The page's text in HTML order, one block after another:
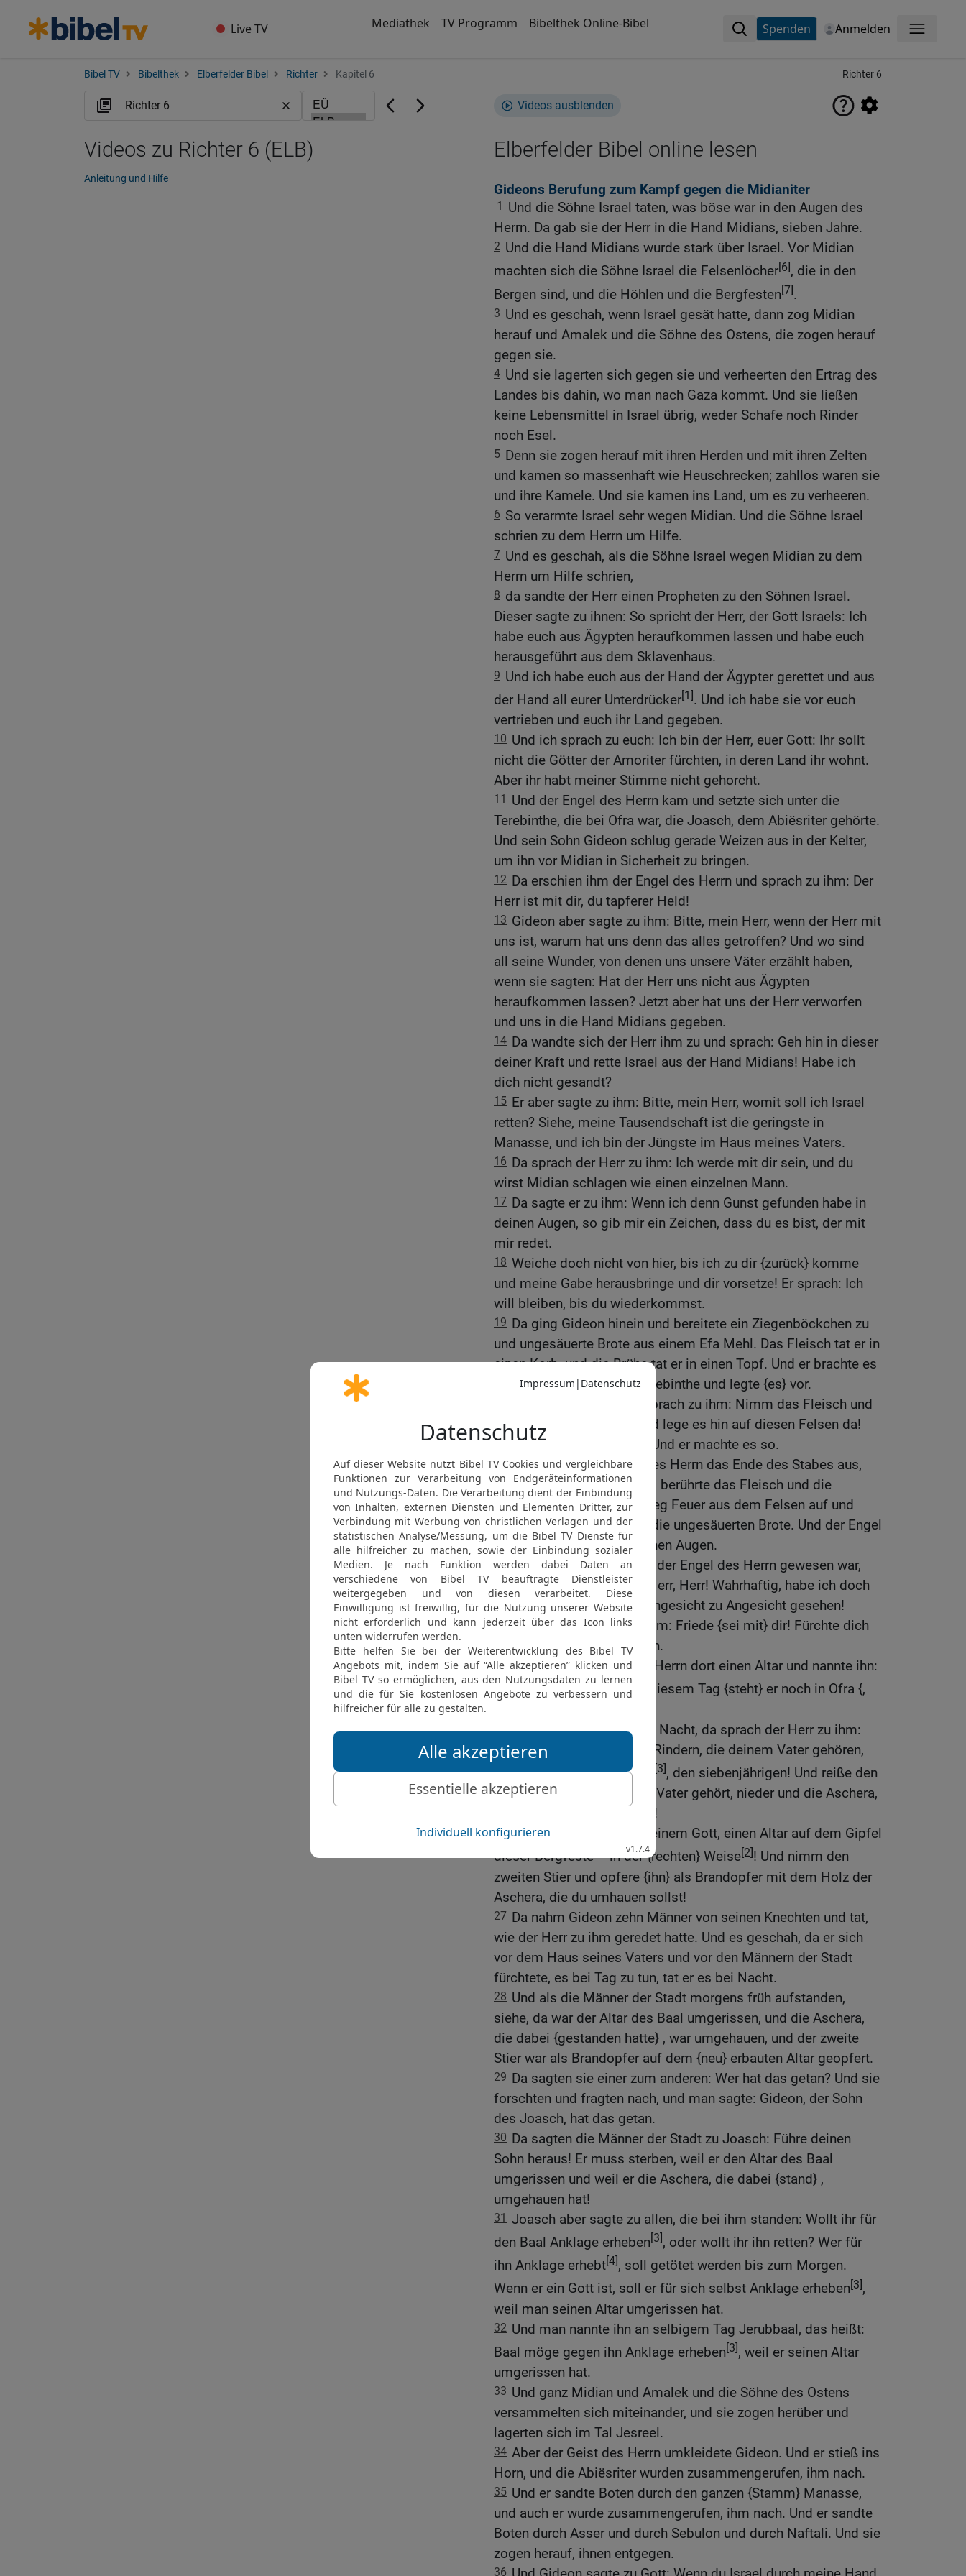
Live TV Mediathek TV Programm Bibelthek Online-Bibel Spenden Anmelden Menü
Bibel TV Bibelthek Elberfelder Bibel Richter Kapitel 6 Richter 6
Videos ausblenden
Elberfelder Bibel online lesen
Gideons Berufung zum Kampf gegen die Midianiter
1
Und die Söhne Israel taten, was böse war in den Augen des
Herrn. Da gab sie der Herr in die Hand Midians, sieben Jahre.
2 Und die Hand Midians wurde stark über Israel. Vor Midian
machten sich die Söhne Israel die Felsenlöcher[6], die in den
Bergen sind, und die Höhlen und die Bergfesten[7].
3 Und es geschah, wenn Israel gesät hatte, dann zog Midian
herauf und Amalek und die Söhne des Ostens, die zogen herauf
gegen sie.
4 Und sie lagerten sich gegen sie und verheerten den Ertrag des
Landes bis dahin, wo man nach Gaza kommt. Und sie ließen
keine Lebensmittel in Israel übrig, weder Schafe noch Rinder
noch Esel.
5 Denn sie zogen herauf mit ihren Herden und mit ihren Zelten
und kamen so massenhaft wie Heuschrecken; zahllos waren sie
und ihre Kamele. Und sie kamen ins Land, um es zu verheeren.
6 So verarmte Israel sehr wegen Midian. Und die Söhne Israel
schrien zu dem Herrn um Hilfe.
7 Und es geschah, als die Söhne Israel wegen Midian zu dem
Herrn um Hilfe schrien,
8 da sandte der Herr einen Propheten zu den Söhnen Israel.
Dieser sagte zu ihnen: So spricht der Herr, der Gott Israels: Ich
habe euch aus Ägypten heraufkommen lassen und habe euch
herausgeführt aus dem Sklavenhaus.
9 Und ich habe euch aus der Hand der Ägypter gerettet und aus
der Hand all eurer Unterdrücker[1]. Und ich habe sie vor euch
vertrieben und euch ihr Land gegeben.
10 Und ich sprach zu euch: Ich bin der Herr, euer Gott: Ihr sollt
nicht die Götter der Amoriter fürchten, in deren Land ihr wohnt.
Aber ihr habt meiner Stimme nicht gehorcht.
11
Und der Engel des Herrn kam und setzte sich unter die
Terebinthe, die bei Ofra war, die Joasch, dem Abiësriter gehörte.
Und sein Sohn Gideon schlug gerade Weizen aus in der Kelter,
um ihn vor Midian in Sicherheit zu bringen.
12 Da erschien ihm der Engel des Herrn und sprach zu ihm: Der
Herr ist mit dir, du tapferer Held!
13 Gideon aber sagte zu ihm: Bitte, mein Herr, wenn der Herr mit
uns ist, warum hat uns denn das alles getroffen? Und wo sind
all seine Wunder, von denen uns unsere Väter erzählt haben,
wenn sie sagten: Hat der Herr uns nicht aus Ägypten
heraufkommen lassen? Jetzt aber hat uns der Herr verworfen
und uns in die Hand Midians gegeben.
14 Da wandte sich der Herr ihm zu und sprach: Geh hin in dieser
deiner Kraft und rette Israel aus der Hand Midians! Habe ich
dich nicht gesandt?
15 Er aber sagte zu ihm: Bitte, mein Herr, womit soll ich Israel
retten? Siehe, meine Tausendschaft ist die geringste in
Manasse, und ich bin der Jüngste im Haus meines Vaters.
16 Da sprach der Herr zu ihm: Ich werde mit dir sein, und du
wirst Midian schlagen wie einen einzelnen Mann.
17 Da sagte er zu ihm: Wenn ich denn Gunst gefunden habe in
deinen Augen, so gib mir ein Zeichen, dass du es bist, der mit
mir redet.
18 Weiche doch nicht von hier, bis ich zu dir {zurück} komme
und meine Gabe herausbringe und dir vorsetze! Er sprach: Ich
will bleiben, bis du wiederkommst.
19 Da ging Gideon hinein und bereitete ein Ziegenböckchen zu
und ungesäuerte Brote aus einem Efa Mehl. Das Fleisch tat er in
einen Korb, und die Brühe tat er in einen Topf. Und er brachte es
zu ihm hinaus unter die Terebinthe und legte {es} vor.
Und der Engel Gottes sprach zu ihm: Nimm das Fleisch und
die ungesäuerten Brote und lege es hin auf diesen Felsen da!
Die Brühe aber gieße aus! Und er machte es so.
21 Da streckte der Engel des Herrn das Ende des Stabes aus,
der in seiner Hand war, und berührte das Fleisch und die
ungesäuerten Brote. Da stieg Feuer aus dem Felsen auf und
verzehrte das Fleisch und die ungesäuerten Brote. Und der Engel
des Herrn entschwand seinen Augen.
22 Da sah Gideon, dass es der Engel des Herrn gewesen war,
und Gideon sagte: Wehe, Herr, Herr! Wahrhaftig, habe ich doch
den Engel des Herrn von Angesicht zu Angesicht gesehen!
23 Da sprach der Herr zu ihm: Friede {sei mit} dir! Fürchte dich
nicht, du wirst nicht sterben.
24 Und Gideon baute dem Herrn dort einen Altar und nannte ihn:
Jahwe-Schalom[2] . Bis zu diesem Tag {steht} er noch in Ofra {,
Und es geschah in jener Nacht, da sprach der Herr zu ihm:
Nimm einen Stier von den Rindern, die deinem Vater gehören,
und zwar den zweiten Stier
[3], den siebenjährigen! Und reiße den
Altar des Baal, der deinem Vater gehört, nieder und die Aschera,
die dabei {steht} , haue um!
26 Und baue dem Herrn, deinem Gott, einen Altar auf dem Gipfel
dieser Bergfeste
in der {rechten} Weise[2]! Und nimm den
zweiten Stier und opfere {ihn} als Brandopfer mit dem Holz der
Aschera, die du umhauen sollst!
27 Da nahm Gideon zehn Männer von seinen Knechten und tat,
wie der Herr zu ihm geredet hatte. Und es geschah, da er sich
vor dem Haus seines Vaters und vor den Männern der Stadt
fürchtete, es bei Tag zu tun, tat er es bei Nacht.
28 Und als die Männer der Stadt morgens früh aufstanden,
siehe, da war der Altar des Baal umgerissen, und die Aschera,
die dabei {gestanden hatte} , war umgehauen, und der zweite
Stier war als Brandopfer auf dem {neu} erbauten Altar geopfert.
29 Da sagten sie einer zum anderen: Wer hat das getan? Und sie
forschten und fragten nach, und man sagte: Gideon, der Sohn
des Joasch, hat das getan.
30 Da sagten die Männer der Stadt zu Joasch: Führe deinen
Sohn heraus! Er muss sterben, weil er den Altar des Baal
umgerissen und weil er die Aschera, die dabei {stand} ,
umgehauen hat!
31 Joasch aber sagte zu allen, die bei ihm standen: Wollt ihr für
den Baal Anklage erheben[3], oder wollt ihr ihn retten? Wer für
ihn Anklage erhebt[4], soll getötet werden bis zum Morgen.
Wenn er ein Gott ist, soll er für sich selbst Anklage erheben[3],
weil man seinen Altar umgerissen hat.
32 Und man nannte ihn an selbigem Tag Jerubbaal, das heißt:
Baal möge gegen ihn Anklage erheben[3], weil er seinen Altar
umgerissen hat.
33 Und ganz Midian und Amalek und die Söhne des Ostens
versammelten sich miteinander, und sie zogen herüber und
lagerten sich im Tal Jesreel.
34 Aber der Geist des Herrn umkleidete Gideon. Und er stieß ins
Horn, und die Abiësriter wurden zusammengerufen, ihm nach.
35 Und er sandte Boten durch den ganzen {Stamm} Manasse,
und auch er wurde zusammengerufen, ihm nach. Und er sandte
Boten durch Asser und durch Sebulon und durch Naftali. Und sie
zogen herauf, ihnen entgegen.
36
Videos zu Richter 6 (ELB)
Anleitung und Hilfe